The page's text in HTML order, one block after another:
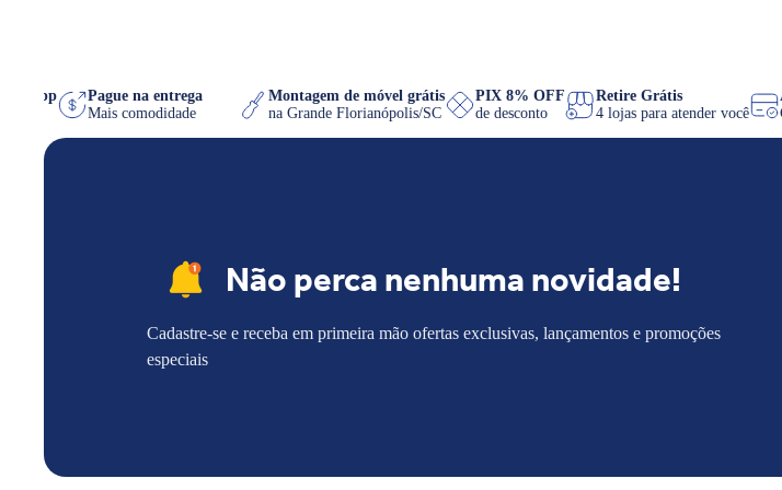
WhatsApp
Pague na entrega
Mais comodidade
Montagem de móvel grátis
na Grande Florianópolis/SC
PIX 8% OFF
de desconto
Retire Grátis
4 lojas para atender você
Não perca nenhuma novidade!
Cadastre-se e receba em primeira mão ofertas exclusivas, lançamentos e promoções
especiais